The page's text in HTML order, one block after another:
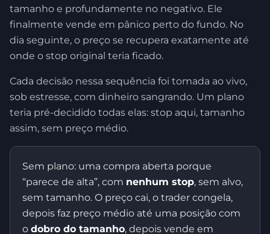
tamanho e profundamente no negativo. Ele
finalmente vende em pânico perto do fundo. No
dia seguinte, o preço se recupera exatamente até
onde o stop original teria ficado.
Cada decisão nessa sequência foi tomada ao vivo,
sob estresse, com dinheiro sangrando. Um plano
teria pré-decidido todas elas: stop aqui, tamanho
assim, sem preço médio.
Sem plano: uma compra aberta porque
“parece de alta”, com nenhum stop, sem alvo,
sem tamanho. O preço cai, o trader congela,
depois faz preço médio até uma posição com
o dobro do tamanho, depois vende em